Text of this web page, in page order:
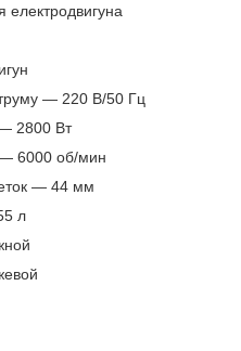
електродвигуна
― 220 В/50 Гц
2800 Вт
6000 об/мин
― 44 мм
л